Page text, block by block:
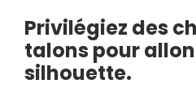
Privilégiez des
talons pour
silhouette.